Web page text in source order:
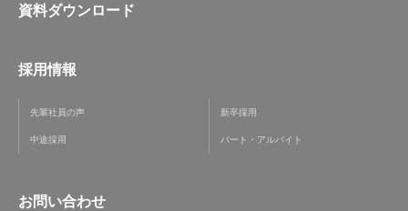
資料ダウンロード
採用情報
先輩社員の声 新卒採用
中途採用 パート・アルバイト
お問い合わせ